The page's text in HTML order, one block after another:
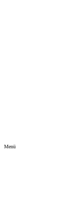
Menü